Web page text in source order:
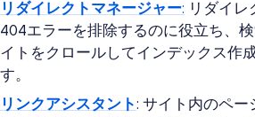
リダイレクトマネージャー: リダイレ
404エラーを排除するのに役立ち、
イトをクロールしてインデックス作
す。
リンクアシスタント: サイト内のペー